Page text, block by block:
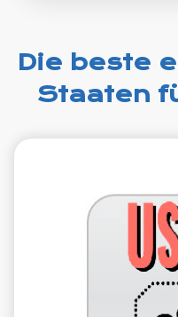
Die beste
Staaten